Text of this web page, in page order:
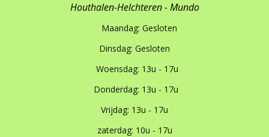
Houthalen-Helchteren - Mundo
Maandag: Gesloten
Dinsdag: Gesloten
Woensdag: 13u - 17u
Donderdag: 13u - 17u
Vrijdag: 13u - 17u
zaterdag: 10u - 17u